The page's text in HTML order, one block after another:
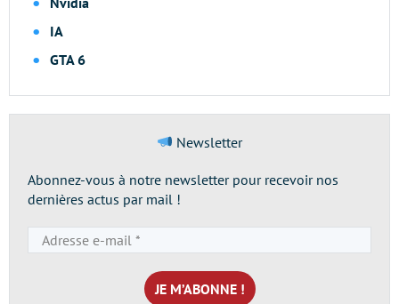
IA
GTA 6
Newsletter
Abonnez-vous à notre newsletter pour recevoir nos
dernières actus par mail !
e-
mail
*